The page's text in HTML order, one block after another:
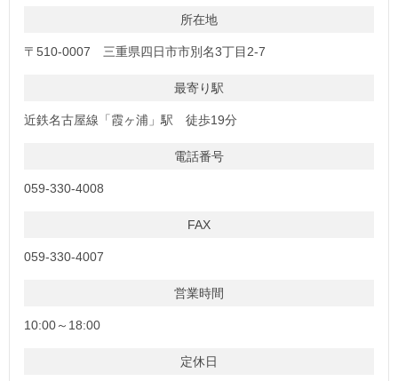
所在地
〒510-0007 三重県四日市市別名3丁目2-7
最寄り駅
近鉄名古屋線「霞ヶ浦」駅 徒歩19分
電話番号
059-330-4008
FAX
059-330-4007
営業時間
10:00～18:00
定休日